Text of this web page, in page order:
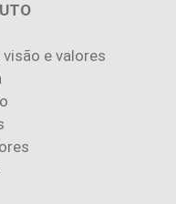
visão e valores